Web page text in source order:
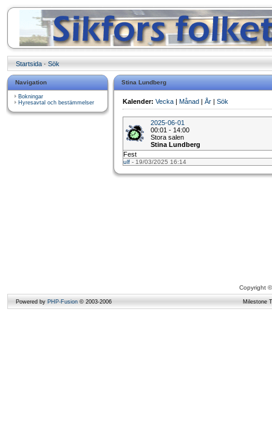
Startsida · Sök
Navigation
Bokningar
Hyresavtal och bestämmelser
Stina Lundberg
Kalender: Vecka | Månad | År | Sök
2025-06-01
00:01 - 14:00
Stora salen
Stina Lundberg
Fest
ulf - 19/03/2025 16:14
Copyright
Powered by PHP-Fusion © 2003-2006 Milestone